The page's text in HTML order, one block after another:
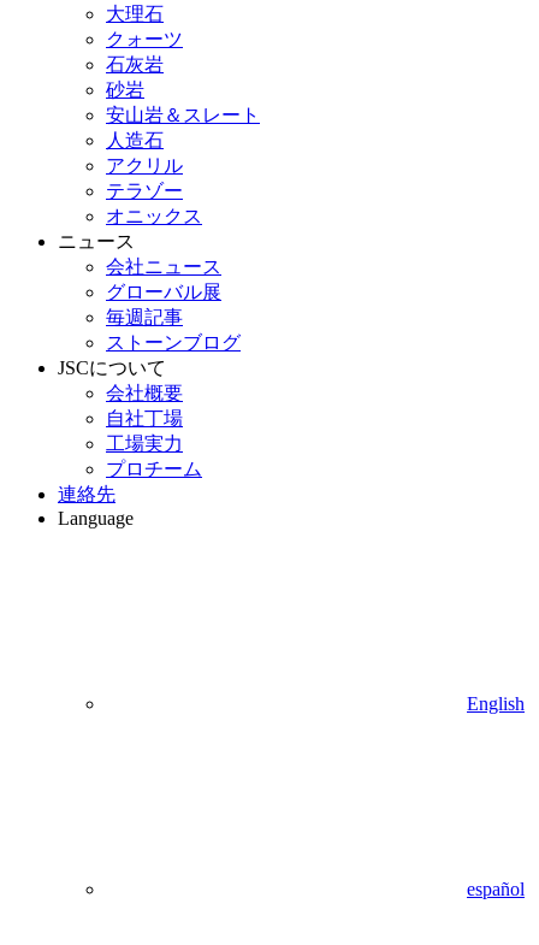
大理石
クォーツ
石灰岩
砂岩
安山岩＆スレート
人造石
アクリル
テラゾー
オニックス
ニュース
会社ニュース
グローバル展
毎週記事
ストーンブログ
JSCについて
会社概要
自社丁場
工場実力
プロチーム
連絡先
Language
English
español